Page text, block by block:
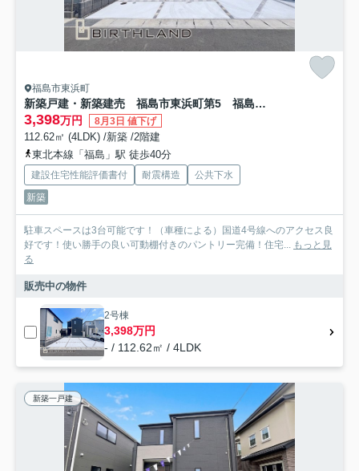
福島市東浜町
新築戸建・新築建売 福島市東浜町第5 福島第三小・福島第二中
3,398万円 8月3日 値下げ
112.62㎡ (4LDK) /新築 /2階建
東北本線「福島」駅 徒歩40分
建設住宅性能評価書付 耐震構造
公共下水
新築
駐車スペースは3台可能です！（車種による）国道4号線へのアクセス良
好です！使い勝手の良い可動棚付きのパントリー完備！住宅... もっと見
る
販売中の物件
2号棟
3,398万円
- / 112.62㎡ / 4LDK
新築一戸建